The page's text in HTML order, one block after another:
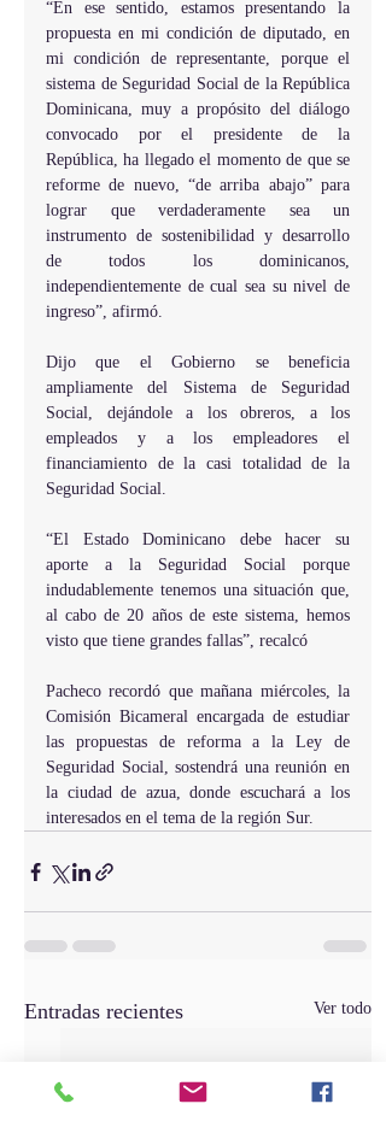
“En ese sentido, estamos presentando la
propuesta en mi condición de diputado, en
mi condición de representante, porque el
sistema de Seguridad Social de la República
Dominicana, muy a propósito del diálogo
convocado por el presidente de la
República, ha llegado el momento de que se
reforme de nuevo, “de arriba abajo” para
lograr que verdaderamente sea un
instrumento de sostenibilidad y desarrollo
de todos los dominicanos,
independientemente de cual sea su nivel de
ingreso”, afirmó.
Dijo que el Gobierno se beneficia
ampliamente del Sistema de Seguridad
Social, dejándole a los obreros, a los
empleados y a los empleadores el
financiamiento de la casi totalidad de la
Seguridad Social.
“El Estado Dominicano debe hacer su
aporte a la Seguridad Social porque
indudablemente tenemos una situación que,
al cabo de 20 años de este sistema, hemos
visto que tiene grandes fallas”, recalcó
Pacheco recordó que mañana miércoles, la
Comisión Bicameral encargada de estudiar
las propuestas de reforma a la Ley de
Seguridad Social, sostendrá una reunión en
la ciudad de azua, donde escuchará a los
interesados en el tema de la región Sur.
Entradas recientes Ver todo